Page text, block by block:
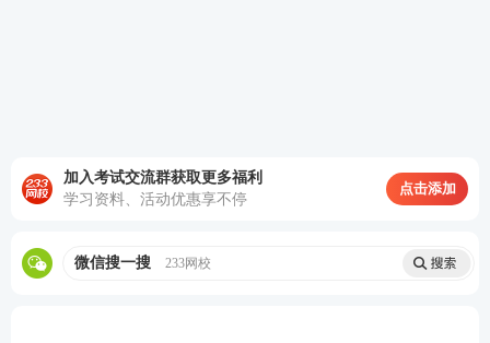
加入考试交流群获取更多福利
学习资料、活动优惠享不停
点击添加
微信搜一搜 233网校